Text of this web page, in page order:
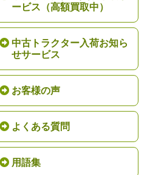
ービス（高額買取中）
中古トラクター入荷お知ら
せサービス
お客様の声
よくある質問
用語集